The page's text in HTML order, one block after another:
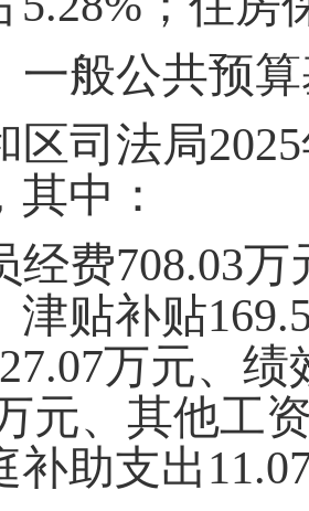
一般公共预
区司法局2025
中：
经费708.03万
津贴补贴
万元、绩
元、其他工
补助支出